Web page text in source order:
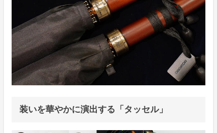
装いを華やかに演出する「タッセル」